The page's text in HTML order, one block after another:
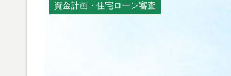
資金計画・住宅ローン審査